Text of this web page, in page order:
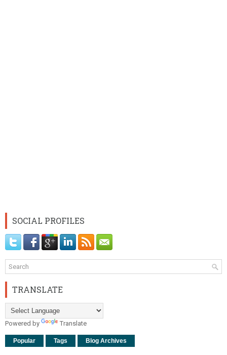
SOCIAL PROFILES
TRANSLATE
Powered by Translate
Popular Tags Blog Archives